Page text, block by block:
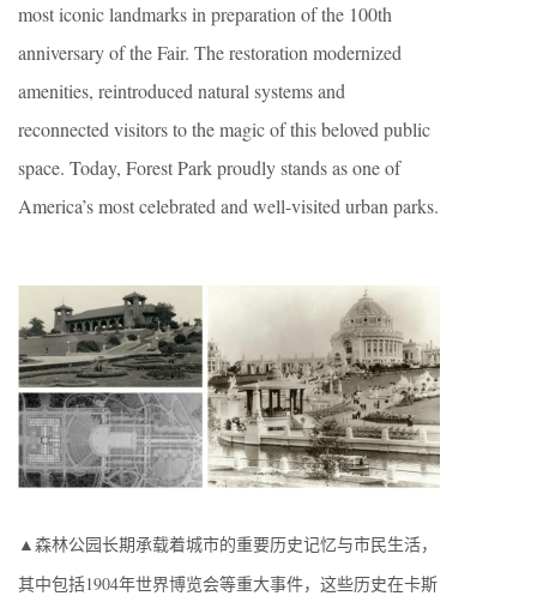
most iconic landmarks in preparation of the 100th
anniversary of the Fair. The restoration modernized
amenities, reintroduced natural systems and
reconnected visitors to the magic of this beloved public
space. Today, Forest Park proudly stands as one of
America’s most celebrated and well-visited urban parks.
▲森林公园长期承载着城市的重要历史记忆与市民生活，
其中包括1904年世界博览会等重大事件，这些历史在卡斯